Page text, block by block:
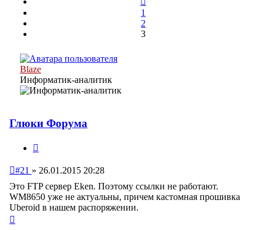
1
2
3
Blaze
Информатик-аналитик
Глюки Форума
Непрочитанное
#21 » 26.01.2015 20:28
Это FTP сервер Eken. Поэтому ссылки не работают.
WM8650 уже не актуальны, причем кастомная прошивка
Uberoid в нашем распоряжении.